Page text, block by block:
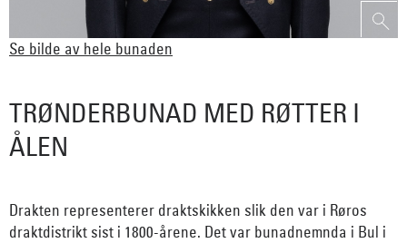
Se bilde av hele bunaden
TRØNDERBUNAD MED RØTTER I
ÅLEN
Drakten representerer draktskikken slik den var i Røros
draktdistrikt sist i 1800-årene. Det var bunadnemnda i Bul i